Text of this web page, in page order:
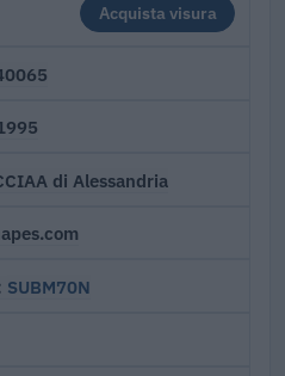
Acquista visura
di Alessandria
SUBM70N